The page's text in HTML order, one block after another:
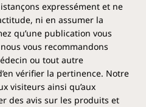
expressément et ne
ni en assumer la
qu’une publication vous
vous recommandons
ou tout autre
vérifier la pertinence. Notre
visiteurs ainsi qu’aux
des avis sur les produits et